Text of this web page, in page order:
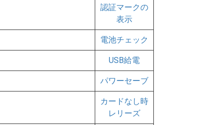
認証マークの
表示
電池チェック
USB給電
パワーセーブ
カードなし時
レリーズ